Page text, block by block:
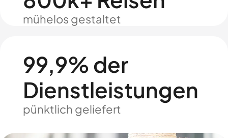
mühelos gestaltet
99,9% der
Dienstleistungen
pünktlich geliefert